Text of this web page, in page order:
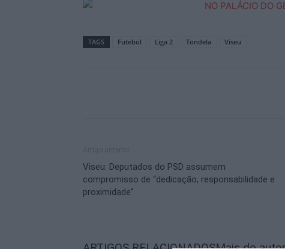
TAGS Futebol Liga 2 Tondela Viseu
Viseu: Deputados do PSD assumem
compromisso de “dedicação, responsabilidade e
proximidade”